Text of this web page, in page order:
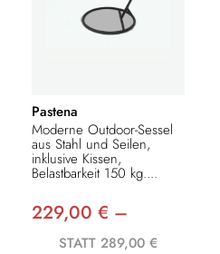
Pastena
Moderne Outdoor-Sessel
aus Stahl und Seilen,
inklusive Kissen,
Belastbarkeit 150 kg....
229,00 € –
STATT 289,00 €